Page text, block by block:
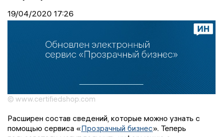
19/04/2020 17:26
© www.certifiedshop.com
Расширен состав сведений, которые можно узнать с
помощью сервиса «Прозрачный бизнес». Теперь